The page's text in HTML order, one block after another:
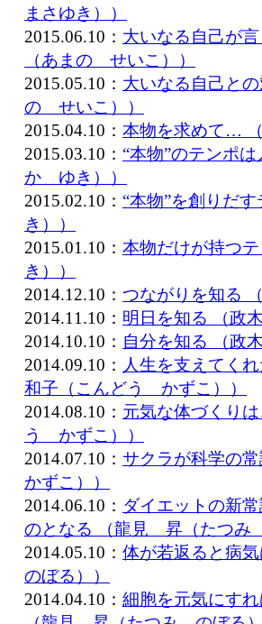
まさゆき））
2015.06.10： 大いなる自己が
（あまの せいこ））
2015.05.10： 大いなる自己と
の せいこ））
2015.04.10： 本物を求めて…
2015.03.10： “本物”のテンポ
か ゆき））
2015.02.10： “本物”を創りだ
き））
2015.01.10： 本物だけが持つ
き））
2014.12.10： つながりを知る
2014.11.10： 明日を知る （
2014.10.10： 自分を知る （
2014.09.10： 人生を支えてく
和子（こんどう かずこ））
2014.08.10： 元気な体づくり
う かずこ））
2014.07.10： サクラが科学の
かずこ））
2014.06.10： ダイエットの新
のとなる （龍見 昇（たつみ
2014.05.10： 体が若返ると病
のぼる））
2014.04.10： 細胞を元気にす